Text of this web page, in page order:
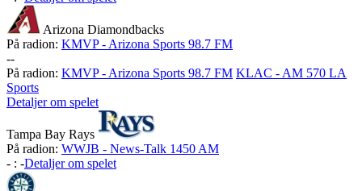
Arizona Diamondbacks
På radion: KMVP - Arizona Sports 98.7 FM
--
På radion: KMVP - Arizona Sports 98.7 FM KLAC - AM 570 LA
Sports
Detaljer om spelet
Tampa Bay Rays
På radion: WWJB - News-Talk 1450 AM
- : -Detaljer om spelet